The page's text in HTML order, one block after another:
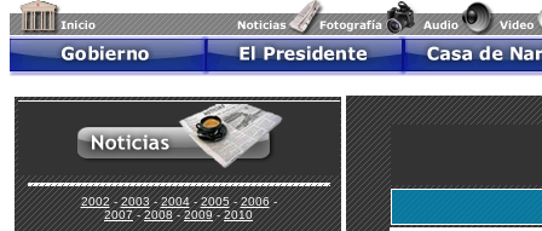
2002-2003-2004-2005-2006-
2007-2008-2009-2010